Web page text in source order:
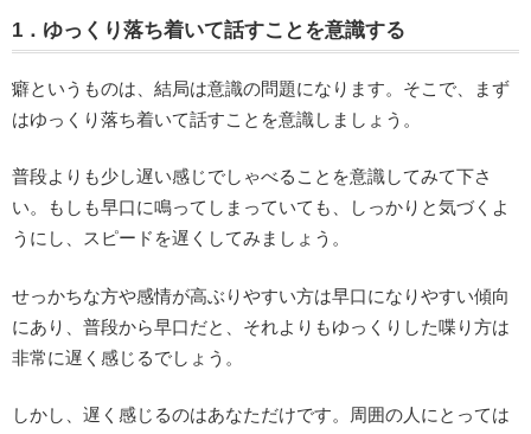
1．ゆっくり落ち着いて話すことを意識する
癖というものは、結局は意識の問題になります。そこで、まず
はゆっくり落ち着いて話すことを意識しましょう。
普段よりも少し遅い感じでしゃべることを意識してみて下さ
い。もしも早口に鳴ってしまっていても、しっかりと気づくよ
うにし、スピードを遅くしてみましょう。
せっかちな方や感情が高ぶりやすい方は早口になりやすい傾向
にあり、普段から早口だと、それよりもゆっくりした喋り方は
非常に遅く感じるでしょう。
しかし、遅く感じるのはあなただけです。周囲の人にとっては